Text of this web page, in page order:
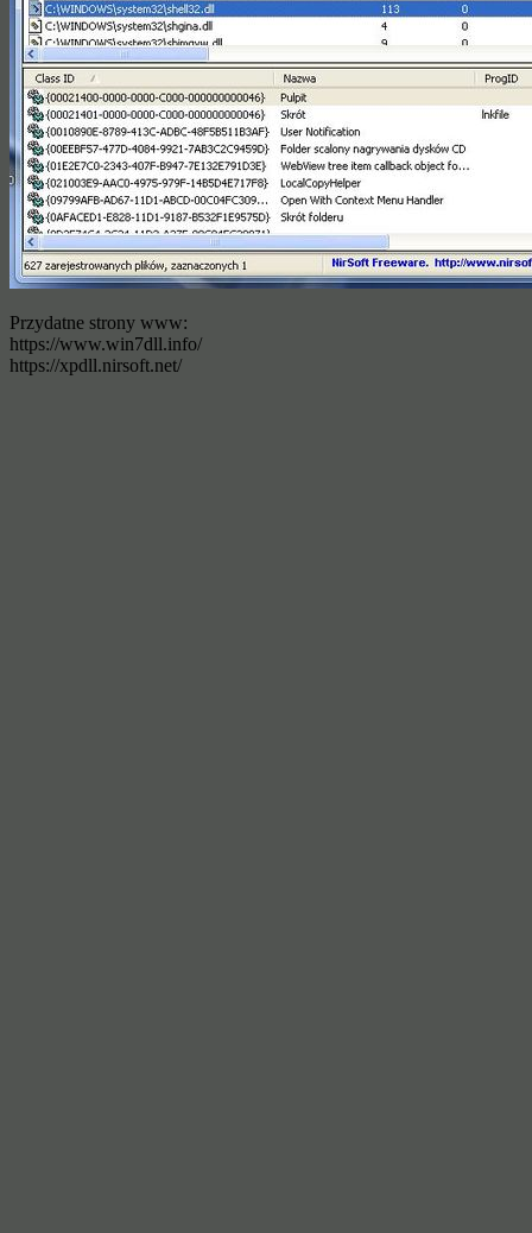
Przydatne strony www:
https://www.win7dll.info/
https://xpdll.nirsoft.net/